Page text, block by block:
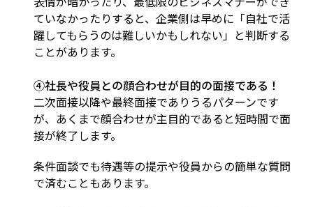
ていなかったりすると、企業側は早めに「自社で活
躍してもらうのは難しいかもしれない」と判断する
ことがあります。
④社長や役員との顔合わせが目的の面接である！
二次面接以降や最終面接でありうるパターンです
が、あくまで顔合わせが主目的であると短時間で面
接が終了します。
条件面談でも待遇等の提示や役員からの簡単な質問
で済むこともあります。